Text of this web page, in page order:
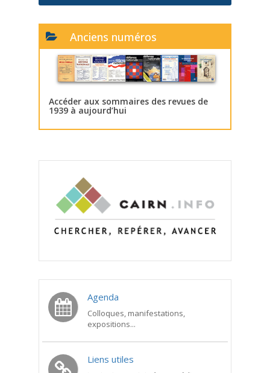
Anciens numéros
Accéder aux sommaires des revues de
1939 à aujourd’hui
Agenda
Colloques, manifestations,
expositions...
Liens utiles